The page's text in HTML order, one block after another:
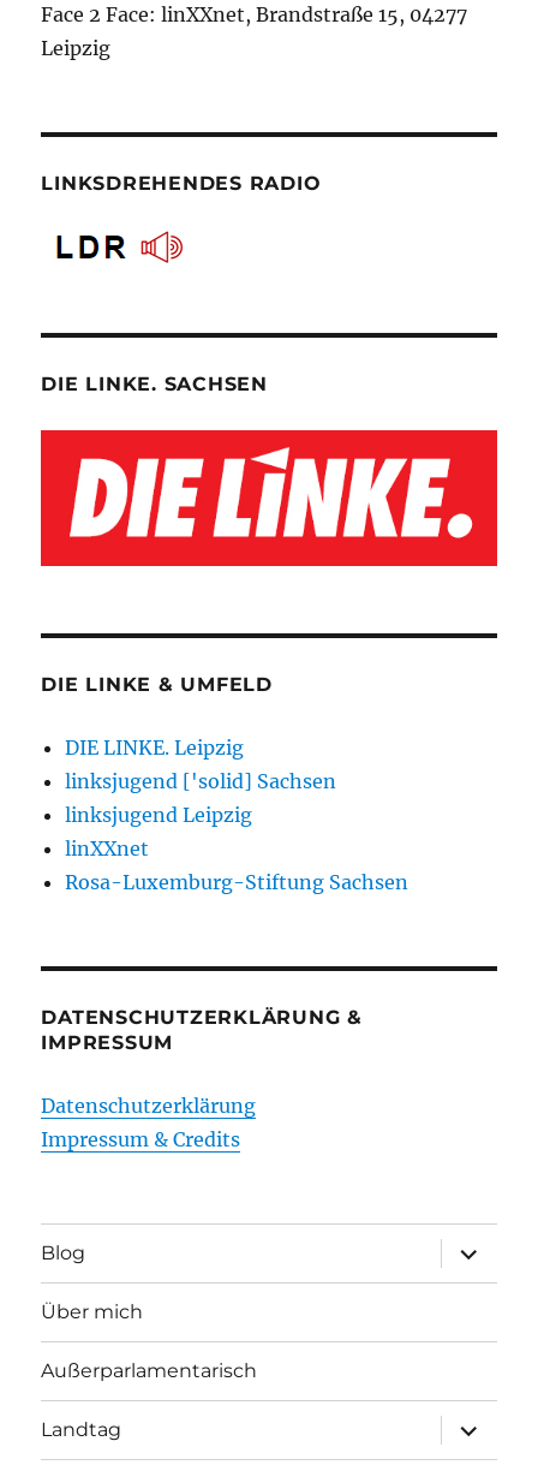
Face 2 Face: linXXnet, Brandstraße 15, 04277
Leipzig
LINKSDREHENDES RADIO
DIE LINKE. SACHSEN
DIE LINKE & UMFELD
DIE LINKE. Leipzig
linksjugend ['solid] Sachsen
linksjugend Leipzig
linXXnet
Rosa-Luxemburg-Stiftung Sachsen
DATENSCHUTZERKLÄRUNG &
IMPRESSUM
Datenschutzerklärung
Impressum & Credits
Blog
öffnen
Über mich
Außerparlamentarisch
Landtag
öffnen